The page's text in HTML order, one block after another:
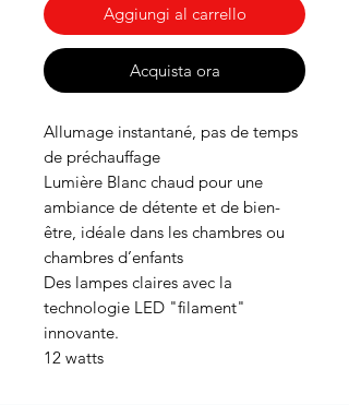
Aggiungi al carrello
Acquista ora
Allumage instantané, pas de temps
de préchauffage
Lumière Blanc chaud pour une
ambiance de détente et de bien-
être, idéale dans les chambres ou
chambres d’enfants
Des lampes claires avec la
technologie LED "filament"
innovante.
12 watts